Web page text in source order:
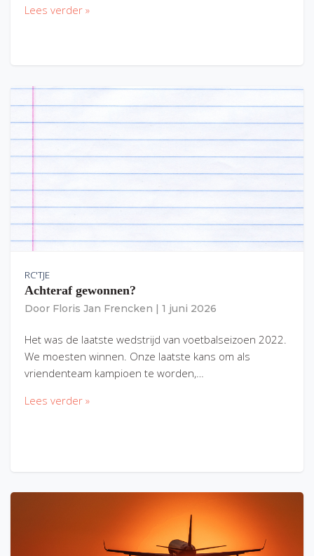
Lees verder »
RC'TJE
Achteraf gewonnen?
Door Floris Jan Frencken 1 juni 2026
Het was de laatste wedstrijd van voetbalseizoen 2022.
We moesten winnen. Onze laatste kans om als
vriendenteam kampioen te worden,…
Lees verder »